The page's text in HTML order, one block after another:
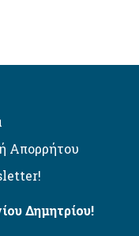
Απορρήτου
Δημητρίου!